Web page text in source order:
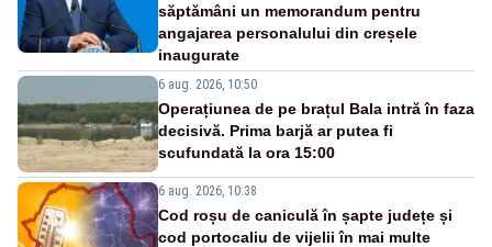
săptămâni un memorandum pentru
angajarea personalului din creșele
inaugurate
6 aug. 2026, 10:50
Operațiunea de pe brațul Bala intră în faza
decisivă. Prima barjă ar putea fi
scufundată la ora 15:00
6 aug. 2026, 10:38
Cod roșu de caniculă în șapte județe și
cod portocaliu de vijelii în mai multe